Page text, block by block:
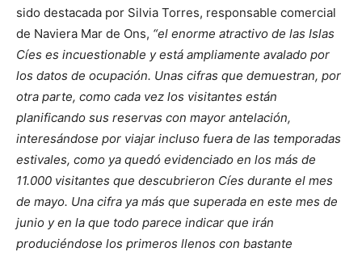
sido destacada por Silvia Torres, responsable comercial
de Naviera Mar de Ons, “el enorme atractivo de las Islas
Cíes es incuestionable y está ampliamente avalado por
los datos de ocupación. Unas cifras que demuestran, por
otra parte, como cada vez los visitantes están
planificando sus reservas con mayor antelación,
interesándose por viajar incluso fuera de las temporadas
estivales, como ya quedó evidenciado en los más de
11.000 visitantes que descubrieron Cíes durante el mes
de mayo. Una cifra ya más que superada en este mes de
junio y en la que todo parece indicar que irán
produciéndose los primeros llenos con bastante